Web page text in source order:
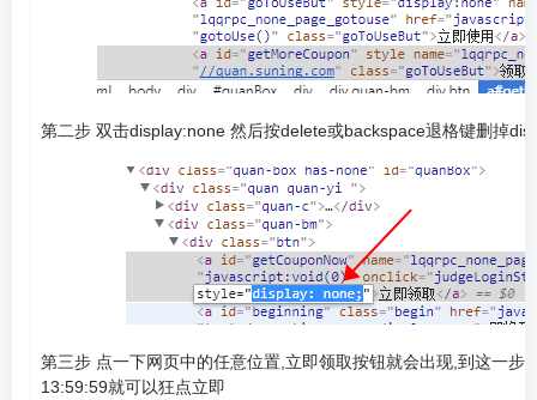
第二步 双击display:none 然后按delete或backspace退格键删掉
第三步 点一下网页中的任意位置,立即领取按钮就会出现,到这一步
13:59:59就可以狂点立即